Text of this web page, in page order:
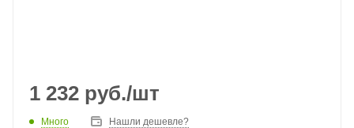
1 232 руб./шт
Много Нашли дешевле?